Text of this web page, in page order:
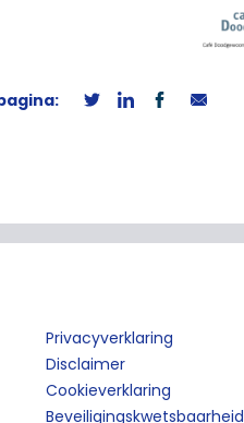
Privacyverklaring
Disclaimer
Cookieverklaring
Beveiligingskwetsbaarheid